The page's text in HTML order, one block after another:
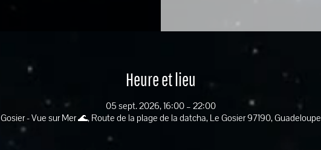
Heure et lieu
05 sept. 2026, 16:00 – 22:00
Gosier - Vue sur Mer 🌊, Route de la plage de la datcha, Le Gosier 97190, Guadeloupe